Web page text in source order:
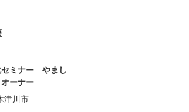
セミナー やまし
ーナー
津川市